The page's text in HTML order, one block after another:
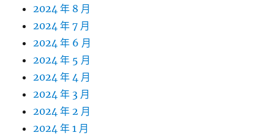
2024 年 8 月
2024 年 7 月
2024 年 6 月
2024 年 5 月
2024 年 4 月
2024 年 3 月
2024 年 2 月
2024 年 1 月